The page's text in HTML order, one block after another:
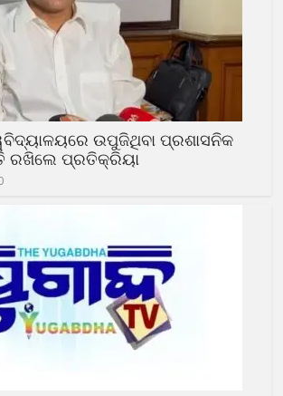
ଉପୁଜିଥିବା ପ୍ରଶାସନିକ
ରଖିଲେ ପ୍ରତିକ୍ରିୟା